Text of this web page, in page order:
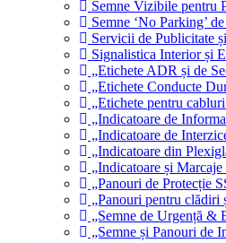
Semne Vizibile pentru
Semne ‘No Parking’
Servicii de Publicitate
Signalistica Interior și
„Etichete ADR și de
„Etichete Conducte
„Etichete pentru
„Indicatoare de
„Indicatoare de
„Indicatoare din
„Indicatoare și
„Panouri de Protecție
„Panouri pentru clădiri
„Semne de Urgență &
„Semne și Panouri de